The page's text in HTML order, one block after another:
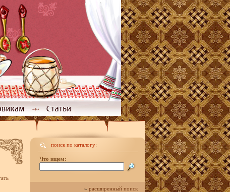
поиск по каталогу:
Что ищем:
» расширенный поиск